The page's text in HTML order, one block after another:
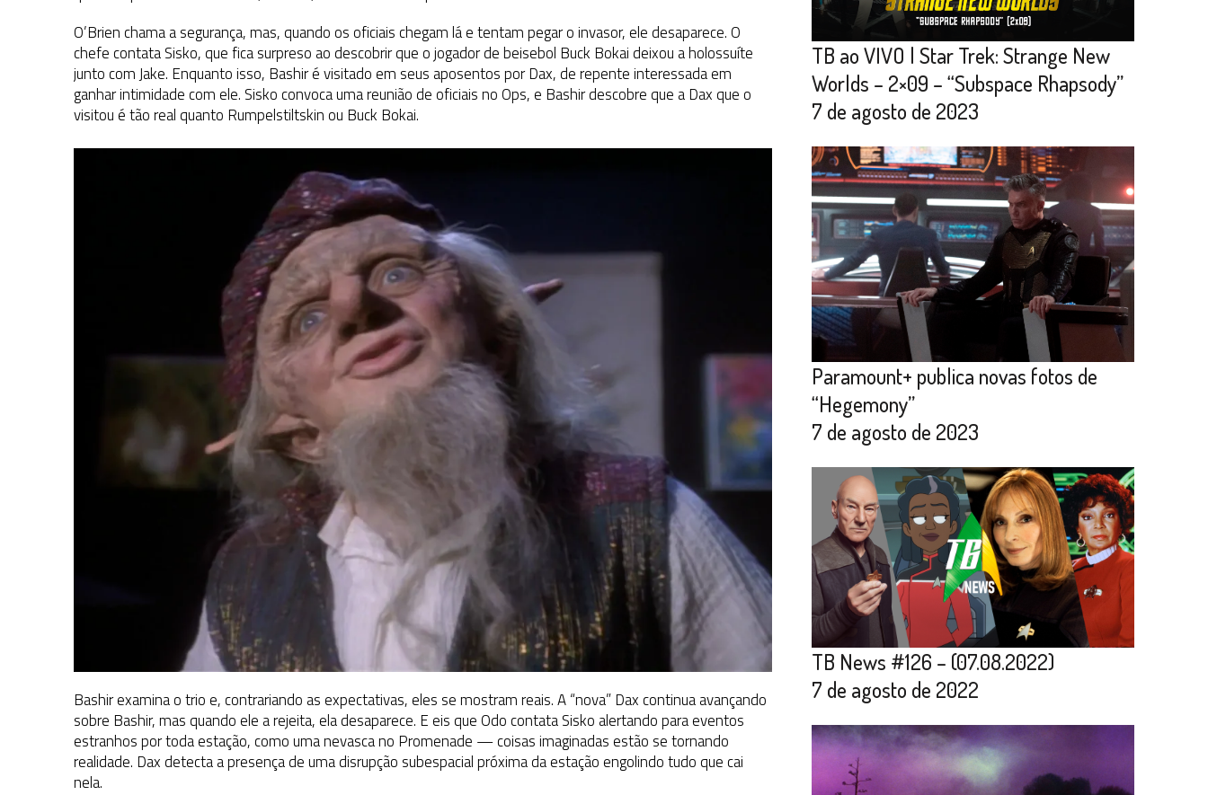
O’Brien chama a segurança, mas, quando os oficiais chegam lá e tentam pegar o invasor, ele desaparece. O
chefe contata Sisko, que fica surpreso ao descobrir que o jogador de beisebol Buck Bokai deixou a holossuíte
junto com Jake. Enquanto isso, Bashir é visitado em seus aposentos por Dax, de repente interessada em
ganhar intimidade com ele. Sisko convoca uma reunião de oficiais no Ops, e Bashir descobre que a Dax que o
visitou é tão real quanto Rumpelstiltskin ou Buck Bokai.
Bashir examina o trio e, contrariando as expectativas, eles se mostram reais. A “nova” Dax continua avançando
sobre Bashir, mas quando ele a rejeita, ela desaparece. E eis que Odo contata Sisko alertando para eventos
estranhos por toda estação, como uma nevasca no Promenade — coisas imaginadas estão se tornando
realidade. Dax detecta a presença de uma disrupção subespacial próxima da estação engolindo tudo que cai
nela.
TB ao VIVO | Star Trek: Strange New
Worlds – 2×09 – “Subspace Rhapsody”
7 de agosto de 2023
Paramount+ publica novas fotos de
“Hegemony”
7 de agosto de 2023
TB News #126 – (07.08.2022)
7 de agosto de 2022